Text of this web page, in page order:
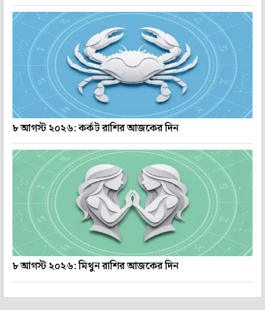
৮ আগস্ট ২০২৬: কর্কট রাশির আজকের দিন
৮ আগস্ট ২০২৬: মিথুন রাশির আজকের দিন